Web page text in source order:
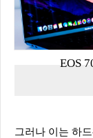
EOS
그러나 이는 하